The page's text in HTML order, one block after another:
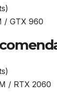
/ GTX 960
/ RTX 2060